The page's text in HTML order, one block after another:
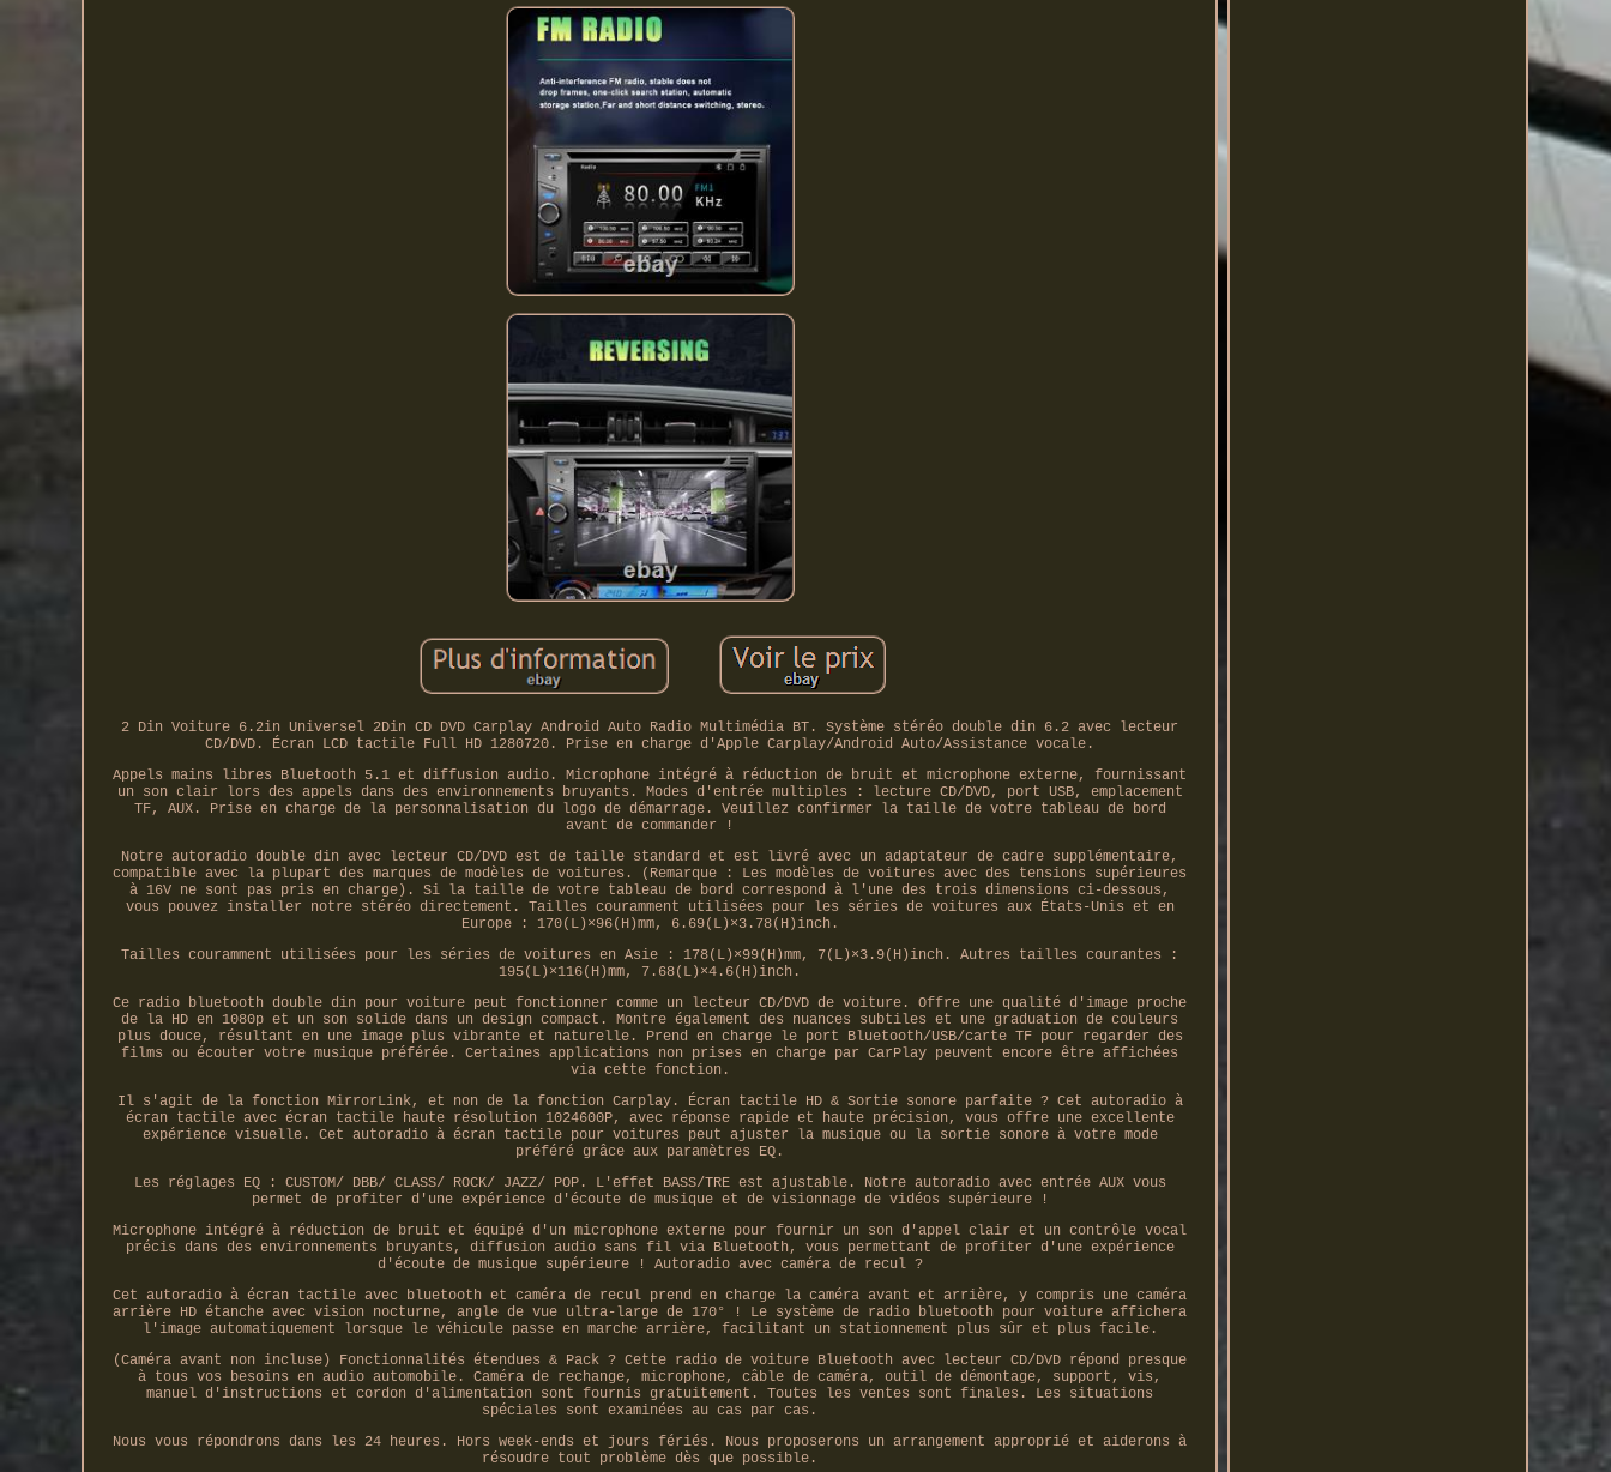
2 Din Voiture 6.2in Universel 2Din CD DVD Carplay Android Auto Radio Multimédia BT. Système stéréo double din 6.2 avec lecteur
CD/DVD. Écran LCD tactile Full HD 1280720. Prise en charge d'Apple Carplay/Android Auto/Assistance vocale.
Appels mains libres Bluetooth 5.1 et diffusion audio. Microphone intégré à réduction de bruit et microphone externe, fournissant
un son clair lors des appels dans des environnements bruyants. Modes d'entrée multiples : lecture CD/DVD, port USB, emplacement
TF, AUX. Prise en charge de la personnalisation du logo de démarrage. Veuillez confirmer la taille de votre tableau de bord
avant de commander !
Notre autoradio double din avec lecteur CD/DVD est de taille standard et est livré avec un adaptateur de cadre supplémentaire,
compatible avec la plupart des marques de modèles de voitures. (Remarque : Les modèles de voitures avec des tensions supérieures
à 16V ne sont pas pris en charge). Si la taille de votre tableau de bord correspond à l'une des trois dimensions ci-dessous,
vous pouvez installer notre stéréo directement. Tailles couramment utilisées pour les séries de voitures aux États-Unis et en
Europe : 170(L)×96(H)mm, 6.69(L)×3.78(H)inch.
Tailles couramment utilisées pour les séries de voitures en Asie : 178(L)×99(H)mm, 7(L)×3.9(H)inch. Autres tailles courantes :
195(L)×116(H)mm, 7.68(L)×4.6(H)inch.
Ce radio bluetooth double din pour voiture peut fonctionner comme un lecteur CD/DVD de voiture. Offre une qualité d'image proche
de la HD en 1080p et un son solide dans un design compact. Montre également des nuances subtiles et une graduation de couleurs
plus douce, résultant en une image plus vibrante et naturelle. Prend en charge le port Bluetooth/USB/carte TF pour regarder des
films ou écouter votre musique préférée. Certaines applications non prises en charge par CarPlay peuvent encore être affichées
via cette fonction.
Il s'agit de la fonction MirrorLink, et non de la fonction Carplay. Écran tactile HD & Sortie sonore parfaite ? Cet autoradio à
écran tactile avec écran tactile haute résolution 1024600P, avec réponse rapide et haute précision, vous offre une excellente
expérience visuelle. Cet autoradio à écran tactile pour voitures peut ajuster la musique ou la sortie sonore à votre mode
préféré grâce aux paramètres EQ.
Les réglages EQ : CUSTOM/ DBB/ CLASS/ ROCK/ JAZZ/ POP. L'effet BASS/TRE est ajustable. Notre autoradio avec entrée AUX vous
permet de profiter d'une expérience d'écoute de musique et de visionnage de vidéos supérieure !
Microphone intégré à réduction de bruit et équipé d'un microphone externe pour fournir un son d'appel clair et un contrôle vocal
précis dans des environnements bruyants, diffusion audio sans fil via Bluetooth, vous permettant de profiter d'une expérience
d'écoute de musique supérieure ! Autoradio avec caméra de recul ?
Cet autoradio à écran tactile avec bluetooth et caméra de recul prend en charge la caméra avant et arrière, y compris une caméra
arrière HD étanche avec vision nocturne, angle de vue ultra-large de 170° ! Le système de radio bluetooth pour voiture affichera
l'image automatiquement lorsque le véhicule passe en marche arrière, facilitant un stationnement plus sûr et plus facile.
(Caméra avant non incluse) Fonctionnalités étendues & Pack ? Cette radio de voiture Bluetooth avec lecteur CD/DVD répond presque
à tous vos besoins en audio automobile. Caméra de rechange, microphone, câble de caméra, outil de démontage, support, vis,
manuel d'instructions et cordon d'alimentation sont fournis gratuitement. Toutes les ventes sont finales. Les situations
spéciales sont examinées au cas par cas.
Nous vous répondrons dans les 24 heures. Hors week-ends et jours fériés. Nous proposerons un arrangement approprié et aiderons à
résoudre tout problème dès que possible.